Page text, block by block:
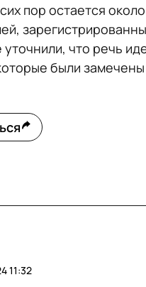
пор остается
что речь
были замечены
11:32